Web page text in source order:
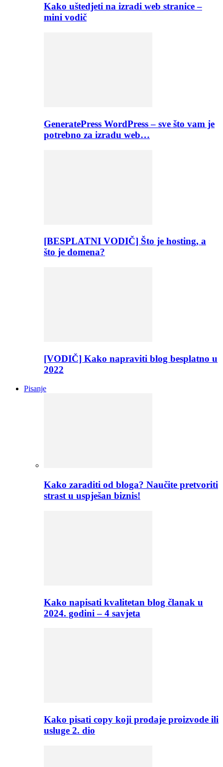
Kako uštedjeti na izradi web stranice –
mini vodič
GeneratePress WordPress – sve što vam je
potrebno za izradu web…
[BESPLATNI VODIČ] Što je hosting, a
što je domena?
[VODIČ] Kako napraviti blog besplatno u
2022
Pisanje
Kako zaraditi od bloga? Naučite pretvoriti
strast u uspješan biznis!
Kako napisati kvalitetan blog članak u
2024. godini – 4 savjeta
Kako pisati copy koji prodaje proizvode ili
usluge 2. dio